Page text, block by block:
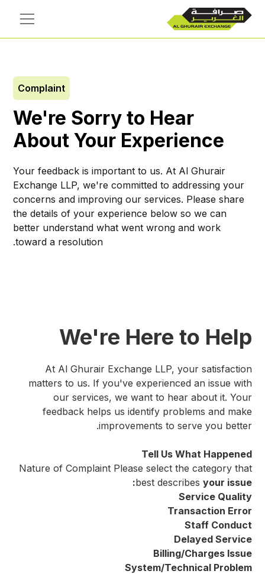
Complaint
We're Sorry to Hear
About Your Experience
Your feedback is important to us. At Al Ghurair
Exchange LLP, we're committed to addressing your
concerns and improving our services. Please share
the details of your experience below so we can
better understand what went wrong and work
toward a resolution.
We're Here to Help
At Al Ghurair Exchange LLP, your satisfaction
matters to us. If you've experienced an issue with
our services, we want to hear about it. Your
feedback helps us identify problems and make
improvements to serve you better.
Tell Us What Happened
Nature of Complaint Please select the category that
best describes your issue:
Service Quality
Transaction Error
Staff Conduct
Delayed Service
Billing/Charges Issue
System/Technical Problem